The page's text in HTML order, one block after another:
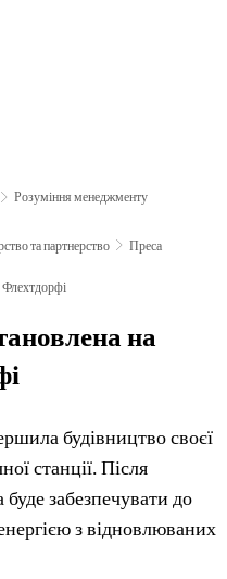
Розуміння менеджменту
та партнерство
Преса
Флехтдорфі
на
будівництво своєї
станції. Після
забезпечувати до
з відновлюваних